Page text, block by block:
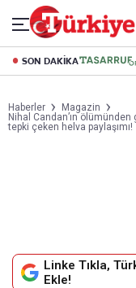
SON DAKİKA
Haberler
Magazin
Nihal Candan’ın
tepki çeken helva paylaşımı!
Linke Tıkla,
Ekle!